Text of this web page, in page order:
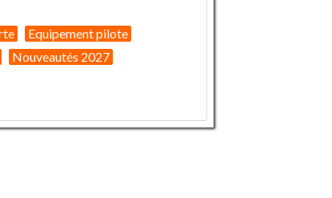
Equipement pilote
Nouveautés 2027